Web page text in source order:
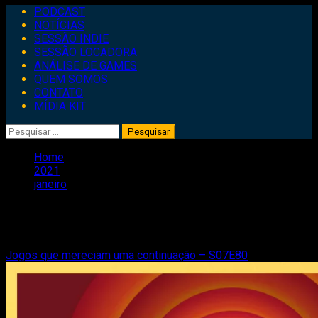
Primary
Menu
PODCAST
NOTÍCIAS
SESSÃO INDIE
SESSÃO LOCADORA
ANÁLISE DE GAMES
QUEM SOMOS
CONTATO
MÍDIA KIT
Pesquisar
por:
Home
2021
janeiro
Jogos que mereciam uma continuação – S07E80